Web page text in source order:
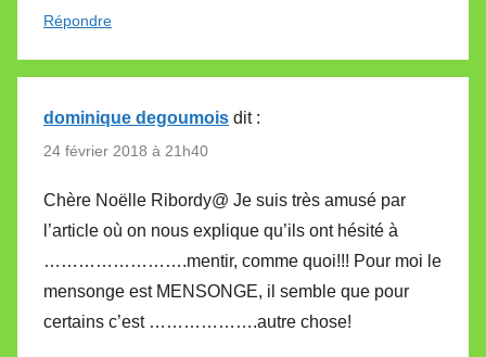
Répondre
dominique degoumois dit :
24 février 2018 à 21h40
Chère Noëlle Ribordy@ Je suis très amusé par
l’article où on nous explique qu’ils ont hésité à
…………………….mentir, comme quoi!!! Pour moi le
mensonge est MENSONGE, il semble que pour
certains c’est ……………….autre chose!